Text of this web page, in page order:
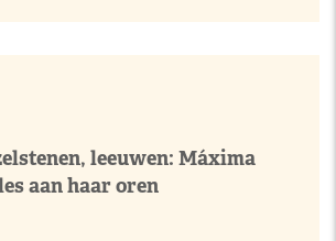
leeuwen: Máxima
aan haar oren